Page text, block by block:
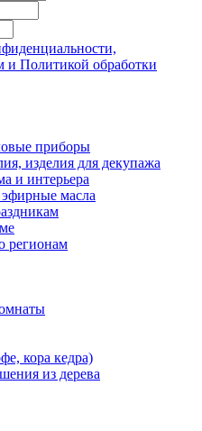
и Политикой обработки
приборы
изделия для декупажа
и интерьера
масла
регионам
кора кедра)
из дерева